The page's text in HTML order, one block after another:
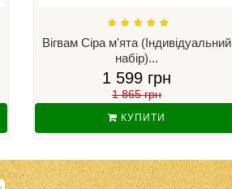
Вігвам Сіра м'ята (Індивідуальний
набір)...
1 599 грн
1 865 грн
КУПИТИ